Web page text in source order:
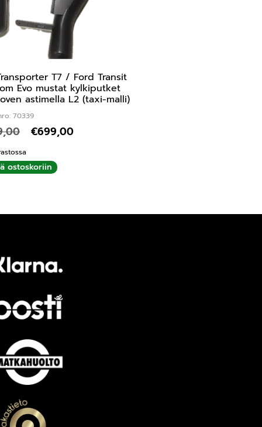
T7 / Ford Transit
Evo mustat kylkiputket
astimella L2 (taxi-malli)
70339
€699,00
ostoskoriin